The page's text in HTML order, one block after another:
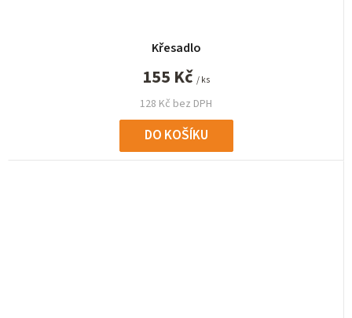
Křesadlo
128 Kč bez DPH
155 Kč / ks
DO KOŠÍKU